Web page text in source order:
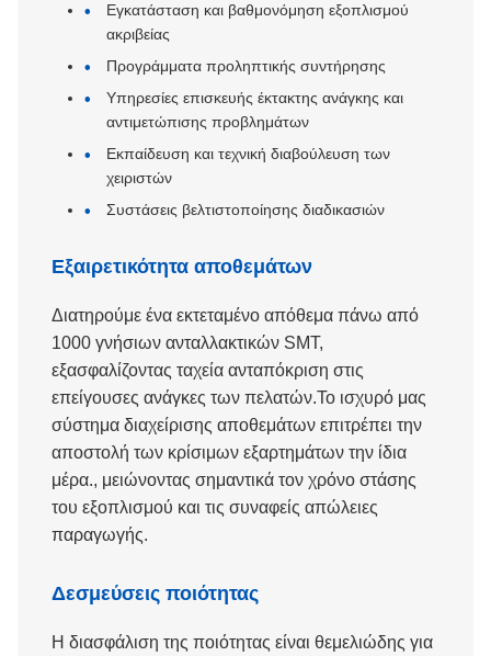
Εγκατάσταση και βαθμονόμηση εξοπλισμού
ακριβείας
Προγράμματα προληπτικής συντήρησης
Υπηρεσίες επισκευής έκτακτης ανάγκης και
αντιμετώπισης προβλημάτων
Εκπαίδευση και τεχνική διαβούλευση των
χειριστών
Συστάσεις βελτιστοποίησης διαδικασιών
Εξαιρετικότητα αποθεμάτων
Διατηρούμε ένα εκτεταμένο απόθεμα πάνω από
1000 γνήσιων ανταλλακτικών SMT,
εξασφαλίζοντας ταχεία ανταπόκριση στις
επείγουσες ανάγκες των πελατών.Το ισχυρό μας
σύστημα διαχείρισης αποθεμάτων επιτρέπει την
αποστολή των κρίσιμων εξαρτημάτων την ίδια
μέρα., μειώνοντας σημαντικά τον χρόνο στάσης
του εξοπλισμού και τις συναφείς απώλειες
παραγωγής.
Δεσμεύσεις ποιότητας
Η διασφάλιση της ποιότητας είναι θεμελιώδης για